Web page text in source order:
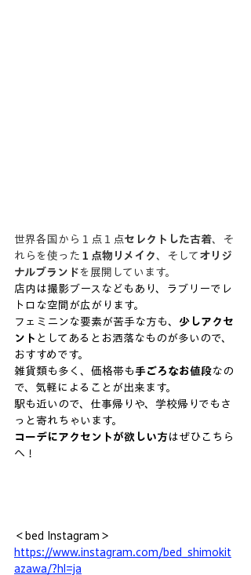
世界各国から１点１点セレクトした古着、そ
れらを使った １点物リメイク 、そして オリジ
ナルブランド を展開しています。
店内は撮影ブースなどもあり、ラブリーでレ
トロな空間が広がります。
フェミニンな要素が苦手な方も、 少しアクセ
ント としてあるとお洒落なものが多いので、
おすすめです。
雑貨類も多く、価格帯も手ごろなお値段なの
で、気軽によることが出来ます。
駅も近いので、仕事帰りや、学校帰りでもさ
っと寄れちゃいます。
コーデにアクセントが欲しい方 はぜひこちら
へ！
＜bed Instagram＞
https://www.instagram.com/bed_shimokit
azawa/?hl=ja